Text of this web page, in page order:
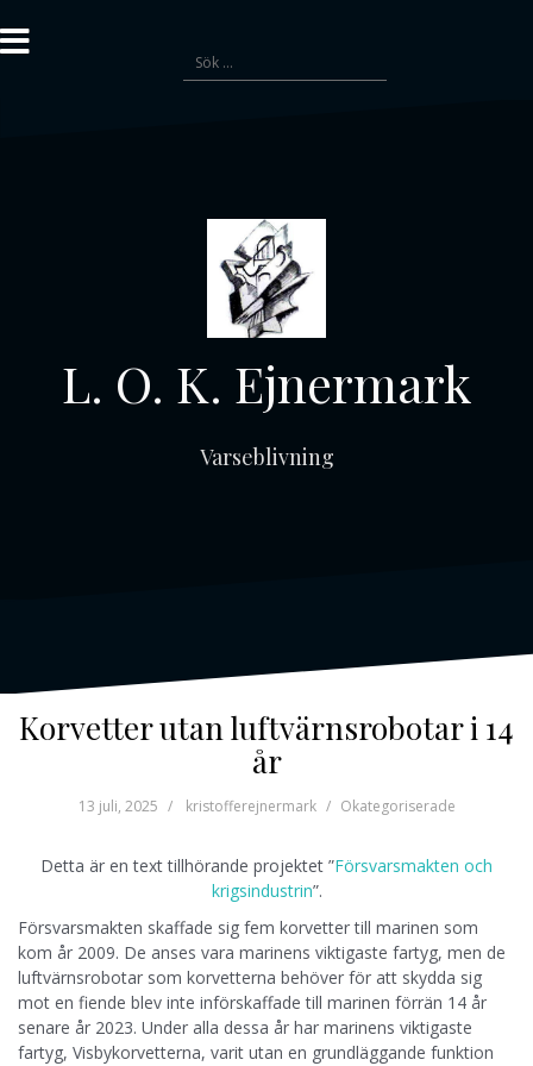
till
innehåll
Sök
efter:
L. O. K. Ejnermark
Varseblivning
Korvetter utan luftvärnsrobotar i 14
år
13 juli, 2025 kristofferejnermark Okategoriserade
Detta är en text tillhörande projektet ”Försvarsmakten och
krigsindustrin”.
Försvarsmakten skaffade sig fem korvetter till marinen som
kom år 2009. De anses vara marinens viktigaste fartyg, men de
luftvärnsrobotar som korvetterna behöver för att skydda sig
mot en fiende blev inte införskaffade till marinen förrän 14 år
senare år 2023. Under alla dessa år har marinens viktigaste
fartyg, Visbykorvetterna, varit utan en grundläggande funktion